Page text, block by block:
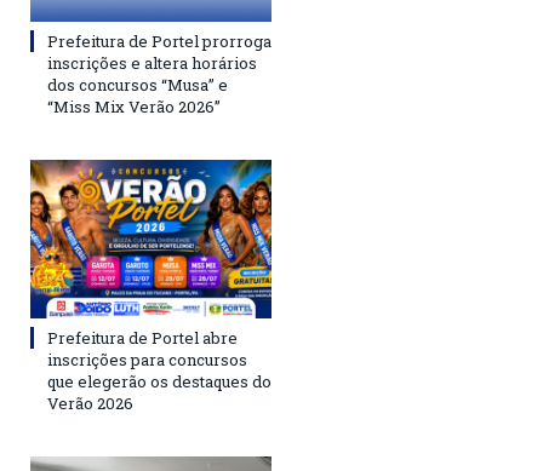
Prefeitura de Portel prorroga
inscrições e altera horários
dos concursos “Musa” e
“Miss Mix Verão 2026”
Prefeitura de Portel abre
inscrições para concursos
que elegerão os destaques do
Verão 2026